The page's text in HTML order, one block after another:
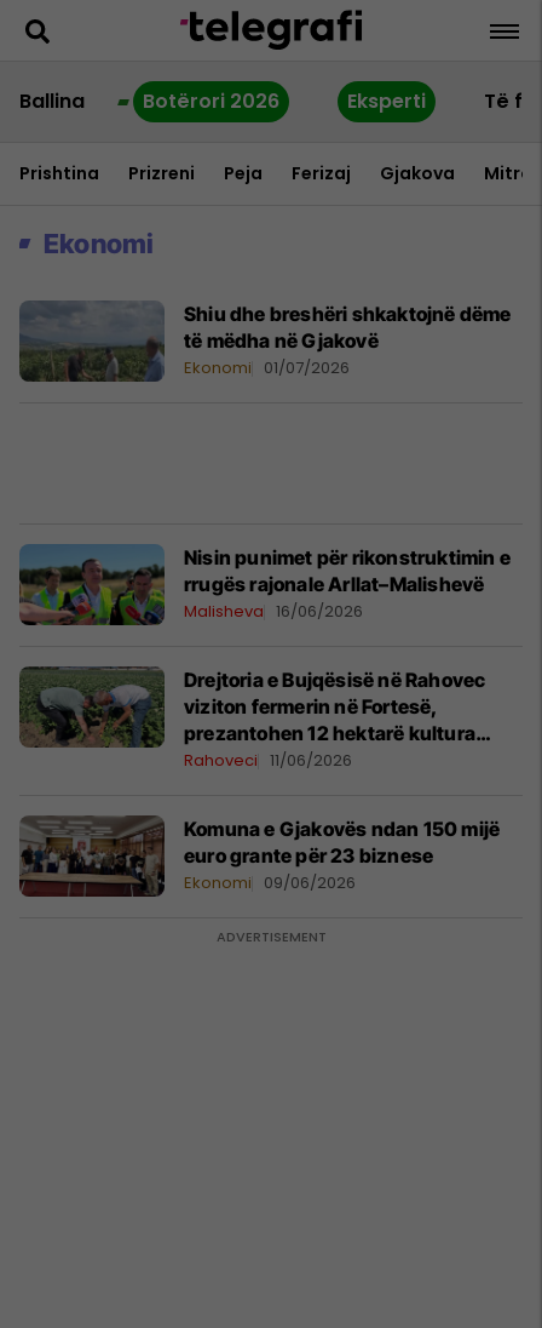
Ballina Botërori 2026 Eksperti Të
Prishtina Prizreni Peja Ferizaj Gjakova
Ekonomi
Shiu dhe breshëri shkaktojnë dëme
të mëdha në Gjakovë
Ekonomi 01/07/2026
Nisin punimet për rikonstruktimin e
rrugës rajonale Arllat–Malishevë
Malisheva 16/06/2026
Drejtoria e Bujqësisë në Rahovec
viziton fermerin në Fortesë,
prezantohen 12 hektarë kultura
bujqësore
Rahoveci 11/06/2026
Komuna e Gjakovës ndan 150 mijë
euro grante për 23 biznese
Ekonomi 09/06/2026